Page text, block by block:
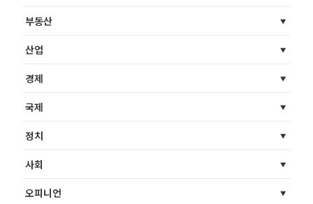
부동산
산업
경제
국제
정치
사회
오피니언